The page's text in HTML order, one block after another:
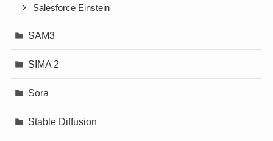
Salesforce Einstein
SAM3
SIMA 2
Sora
Stable Diffusion